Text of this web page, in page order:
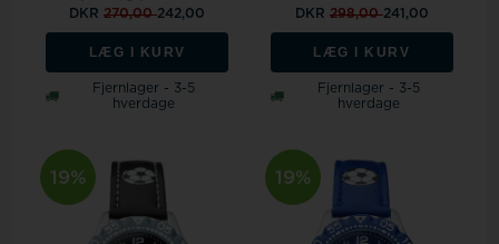
DKR270,00242,00
LÆG I KURV
Fjernlager - 3-5
hverdage
DKR 298,00241,00
LÆG I KURV
Fjernlager - 3-5
hverdage
19% 19%